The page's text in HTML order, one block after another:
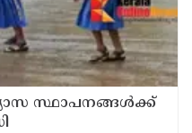
സ്ഥാപനങ്ങള്‍ക്ക്